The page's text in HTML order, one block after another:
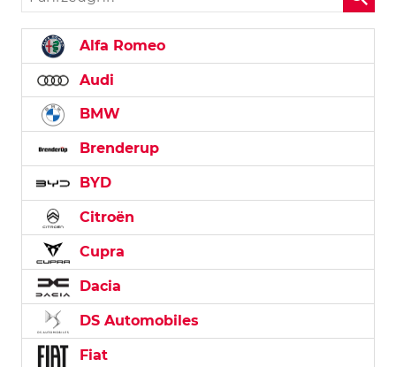
Alfa Romeo
Audi
BMW
Brenderup
BYD
Citroën
Cupra
Dacia
DS Automobiles
Fiat